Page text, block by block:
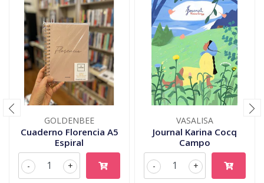
GOLDENBEE
Cuaderno Florencia A5
Espiral
+
-
VASALISA
Journal Karina Cocq
Campo
+
-